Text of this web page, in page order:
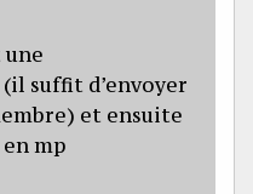
une
suffit d’envoyer
et ensuite
mp